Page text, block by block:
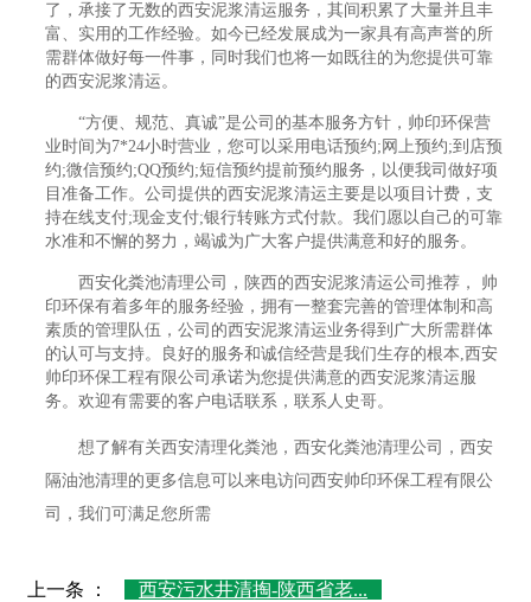
了，承接了无数的西安泥浆清运服务，其间积累了大量并且丰
富、实用的工作经验。如今已经发展成为一家具有高声誉的所
需群体做好每一件事，同时我们也将一如既往的为您提供可靠
的西安泥浆清运。
“方便、规范、真诚”是公司的基本服务方针，帅印环保营
业时间为7*24小时营业，您可以采用电话预约;网上预约;到店预
约;微信预约;QQ预约;短信预约提前预约服务，以便我司做好项
目准备工作。公司提供的西安泥浆清运主要是以项目计费，支
持在线支付;现金支付;银行转账方式付款。我们愿以自己的可靠
水准和不懈的努力，竭诚为广大客户提供满意和好的服务。
西安化粪池清理公司，陕西的西安泥浆清运公司推荐， 帅
印环保有着多年的服务经验，拥有一整套完善的管理体制和高
素质的管理队伍，公司的西安泥浆清运业务得到广大所需群体
的认可与支持。良好的服务和诚信经营是我们生存的根本,西安
帅印环保工程有限公司承诺为您提供满意的西安泥浆清运服
务。欢迎有需要的客户电话联系，联系人史哥。
想了解有关西安清理化粪池，西安化粪池清理公司，西安
隔油池清理的更多信息可以来电访问西安帅印环保工程有限公
司，我们可满足您所需
上一条 ： 西安污水井清掏-陕西省老...